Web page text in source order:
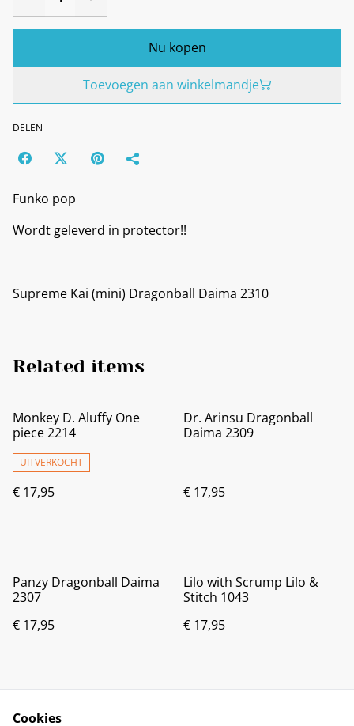
Nu kopen
Toevoegen aan winkelmandje
DELEN
Funko pop
Wordt geleverd in protector!!
Supreme Kai (mini) Dragonball Daima 2310
Related items
Monkey D. Aluffy One
piece 2214
UITVERKOCHT
€ 17,95
Dr. Arinsu Dragonball
Daima 2309
€ 17,95
Panzy Dragonball Daima
2307
€ 17,95
Lilo with Scrump Lilo &
Stitch 1043
€ 17,95
Cookies